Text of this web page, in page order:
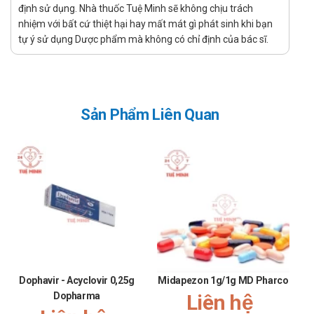
Giá cả phải chăng.
Giao hàng tận nơi, nhận hàng thanh toán.
Nói không với hàng giả, hàng kém chất lượng.
Bảo quản nơi khô ráo, thoáng mát. Tránh ánh nắng mặt
Hướng dẫn xử lý khi bị quên liều, quá liều
Quá liều: Đến ngay cơ sở y tế trong trường hợp khẩn cấp.
Quên liều: Sử dụng ngay khi nhớ ra. Không sử dụng bù
những liều đã quên.
Một số sản phẩm tương tự
Giảm đau hadiphar
Vocfor 8mg
định sử dụng. Nhà thuốc Tuệ Minh sẽ không chịu trách
nhiệm với bất cứ thiệt hại hay mất mát gì phát sinh khi bạn
tự ý sử dụng Dược phẩm mà không có chỉ định của bác sĩ.
Sản Phẩm Liên Quan
Dophavir - Acyclovir 0,25g
Dopharma
Midapezon 1g/1g MD Pharco
Liên hệ